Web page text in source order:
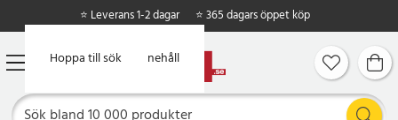
Hoppa till huvudinnehåll
Hoppa till sök
⭐ Leverans 1-2 dagar ⭐ 365 dagars öppet köp